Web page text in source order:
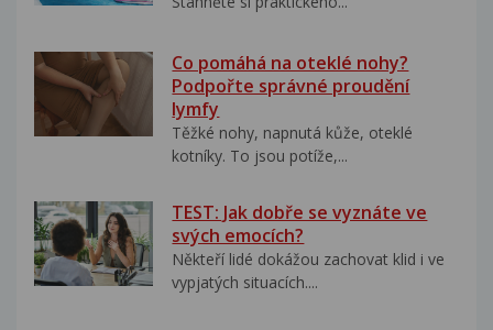
Co pomáhá na oteklé nohy?
Podpořte správné proudění
lymfy
Těžké nohy, napnutá kůže, oteklé
kotníky. To jsou potíže,...
TEST: Jak dobře se vyznáte ve
svých emocích?
Někteří lidé dokážou zachovat klid i ve
vypjatých situacích....